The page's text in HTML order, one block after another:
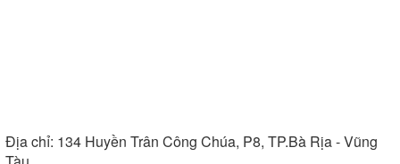
Địa chỉ: 134 Huyền Trân Công Chúa, P8, TP.Bà Rịa - Vũng